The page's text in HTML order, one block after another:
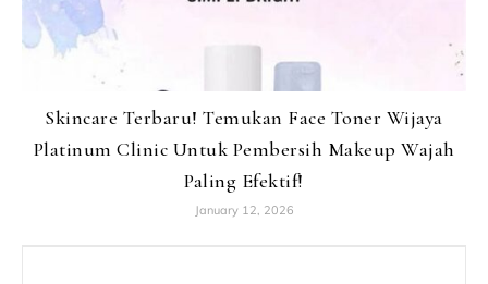
Skincare Terbaru! Temukan Face Toner Wijaya
Platinum Clinic Untuk Pembersih Makeup Wajah
Paling Efektif!
January 12, 2026